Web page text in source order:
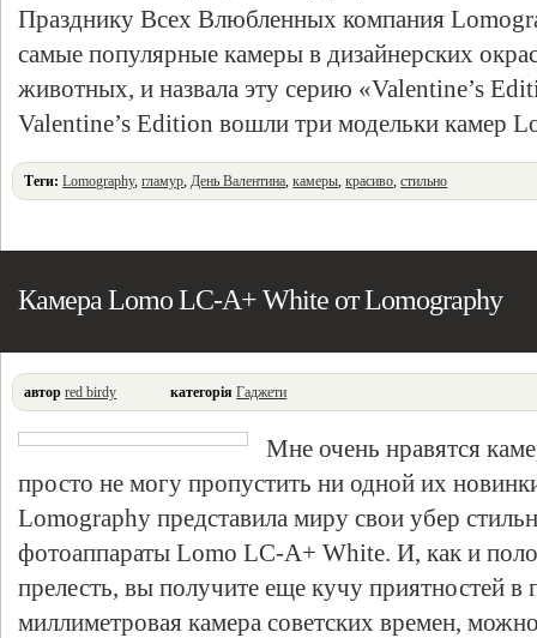
Празднику Всех Влюбленных компания
самые популярные камеры в дизайнерских
животных, и назвала эту серию «Valentine’s
Valentine’s Edition вошли три модельки камер
Теги: Lomography,гламур,День Валентина,камеры,красиво,стильно
Камера Lomo LC-A+ White от Lomography
автор red birdy категорія Гаджети
Мне очень нравятся
просто не могу пропустить ни одной их
Lomography представила миру свои убер
фотоаппараты Lomo LC-A+ White. И, как и
прелесть, вы получите еще кучу приятностей в
миллиметровая камера советских времен,